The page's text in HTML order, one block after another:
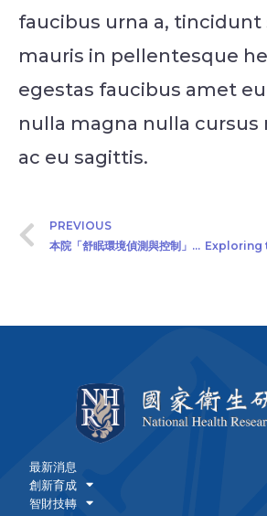
faucibus urna a, tincidunt
mauris in pellentesque
egestas faucibus amet
nulla magna nulla cursus
ac eu sagittis.
PREVIOUS
本院「舒眠環境偵測與控制」公開徵求技術移轉廠商(2021/1/20)
最新消息
創新育成
智財技轉